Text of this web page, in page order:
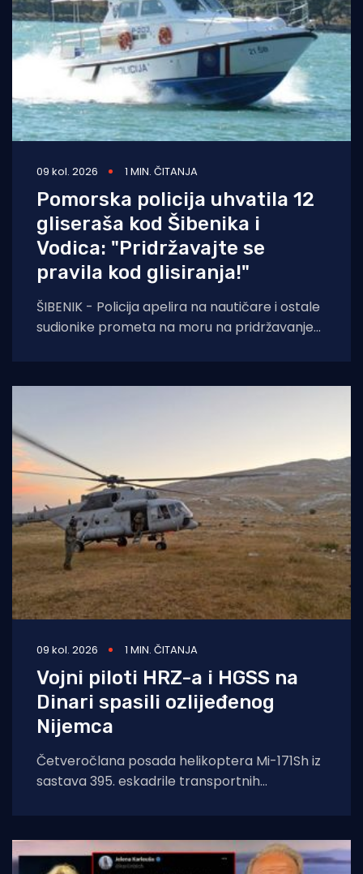
09 kol. 2026 1 MIN. ČITANJA
Pomorska policija uhvatila 12
gliseraša kod Šibenika i
Vodica: "Pridržavajte se
pravila kod glisiranja!"
ŠIBENIK - Policija apelira na nautičare i ostale
sudionike prometa na moru na pridržavanje
09 kol. 2026 1 MIN. ČITANJA
Vojni piloti HRZ-a i HGSS na
Dinari spasili ozlijeđenog
Nijemca
Četveročlana posada helikoptera Mi-171Sh iz
sastava 395. eskadrile transportnih